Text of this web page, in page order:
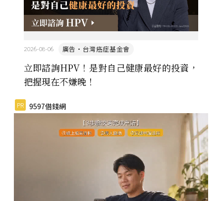
立即諮詢HPV！是對自己健康最好的投資，
把握現在不嫌晚！
廣告・台灣癌症基金會
2026-08-06
PR 9597借錢網